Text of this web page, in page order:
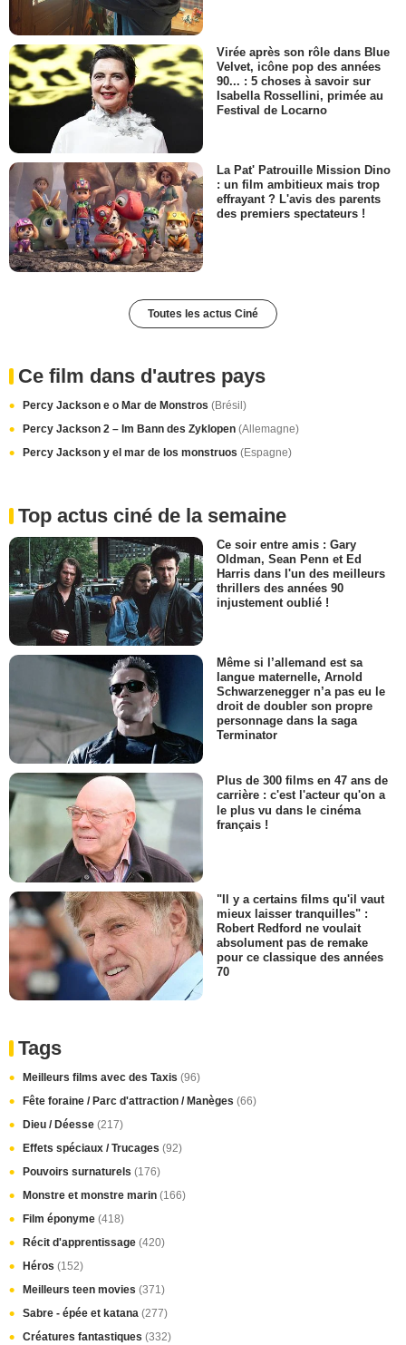
Virée après son rôle dans Blue
Velvet, icône pop des années
90... : 5 choses à savoir sur
Isabella Rossellini, primée au
Festival de Locarno
La Pat' Patrouille Mission Dino
: un film ambitieux mais trop
effrayant ? L'avis des parents
des premiers spectateurs !
Toutes les actus Ciné
Ce film dans d'autres pays
Percy Jackson e o Mar de Monstros (Brésil)
Percy Jackson 2 – Im Bann des Zyklopen (Allemagne)
Percy Jackson y el mar de los monstruos (Espagne)
Top actus ciné de la semaine
Ce soir entre amis : Gary
Oldman, Sean Penn et Ed
Harris dans l'un des meilleurs
thrillers des années 90
injustement oublié !
Même si l’allemand est sa
langue maternelle, Arnold
Schwarzenegger n’a pas eu le
droit de doubler son propre
personnage dans la saga
Terminator
Plus de 300 films en 47 ans de
carrière : c'est l'acteur qu'on a
le plus vu dans le cinéma
français !
"Il y a certains films qu'il vaut
mieux laisser tranquilles" :
Robert Redford ne voulait
absolument pas de remake
pour ce classique des années
70
Tags
Meilleurs films avec des Taxis (96)
Fête foraine / Parc d'attraction / Manèges (66)
Dieu / Déesse (217)
Effets spéciaux / Trucages (92)
Pouvoirs surnaturels (176)
Monstre et monstre marin (166)
Film éponyme (418)
Récit d'apprentissage (420)
Héros (152)
Meilleurs teen movies (371)
Sabre - épée et katana (277)
Créatures fantastiques (332)